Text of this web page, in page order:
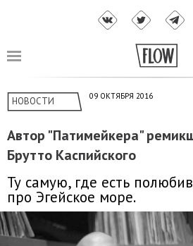
НОВОСТИ 09 ОКТЯБРЯ 2016
Автор "Патимейкера"
Брутто Каспийского
Ту самую, где есть
про Эгейское море.